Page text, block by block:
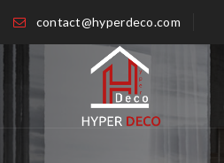
contact@hyperdeco.com